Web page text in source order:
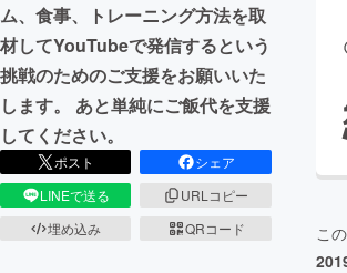
ム、食事、トレーニング方法を取
材してYouTubeで発信するという
挑戦のためのご支援をお願いいた
します。 あと単純にご飯代を支援
してください。
ポスト
シェア
LINEで送る
URLコピー
埋め込み
QRコード
こ